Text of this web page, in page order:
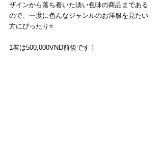
ザインから落ち着いた淡い色味の商品まである
ので、一度に色んなジャンルのお洋服を見たい
方にぴったり⭐️
1着は500,000VND前後です！